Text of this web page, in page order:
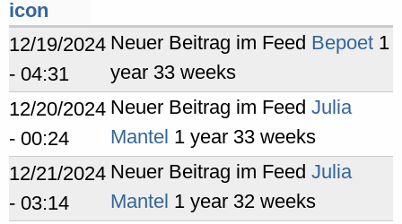
12/19/2024
- 04:31
Neuer Beitrag im Feed Bepoet 1
year 33 weeks
12/20/2024
- 00:24
Neuer Beitrag im Feed Julia
Mantel 1 year 33 weeks
12/21/2024
- 03:14
Neuer Beitrag im Feed Julia
Mantel 1 year 32 weeks